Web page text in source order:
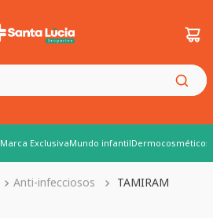
Marca ExclusivaMundo infantilDermocosméticos
Anti-infecciosos
TAMIRAM